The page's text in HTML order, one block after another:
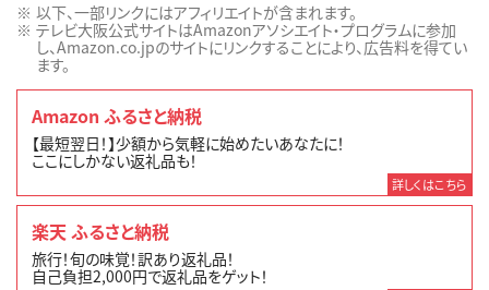
以下、一部リンクにはアフィリエイトが含まれます。
テレビ大阪公式サイトはAmazonアソシエイト・プログラムに参加
し、Amazon.co.jpのサイトにリンクすることにより、広告料を得てい
ます。
Amazon ふるさと納税
【最短翌日！】少額から気軽に始めたいあなたに！
ここにしかない返礼品も！
詳しくはこちら
楽天 ふるさと納税
旅行！旬の味覚！訳あり返礼品！
自己負担2,000円で返礼品をゲット！